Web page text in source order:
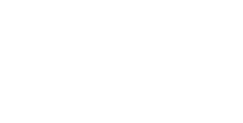
favoritos